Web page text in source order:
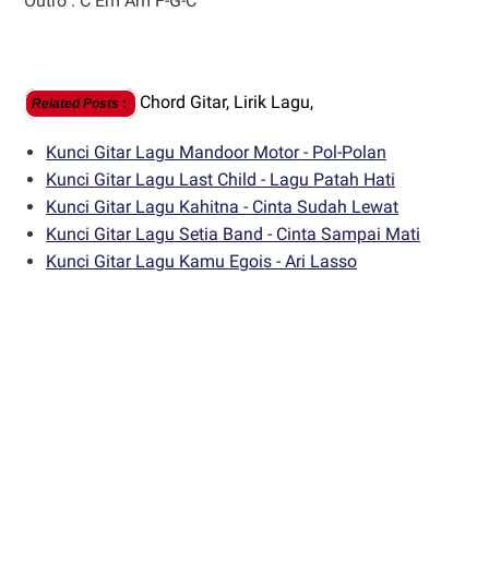
Related Posts : Chord Gitar, Lirik Lagu,
Kunci Gitar Lagu Mandoor Motor - Pol-Polan
Kunci Gitar Lagu Last Child - Lagu Patah Hati
Kunci Gitar Lagu Kahitna - Cinta Sudah Lewat
Kunci Gitar Lagu Setia Band - Cinta Sampai Mati
Kunci Gitar Lagu Kamu Egois - Ari Lasso